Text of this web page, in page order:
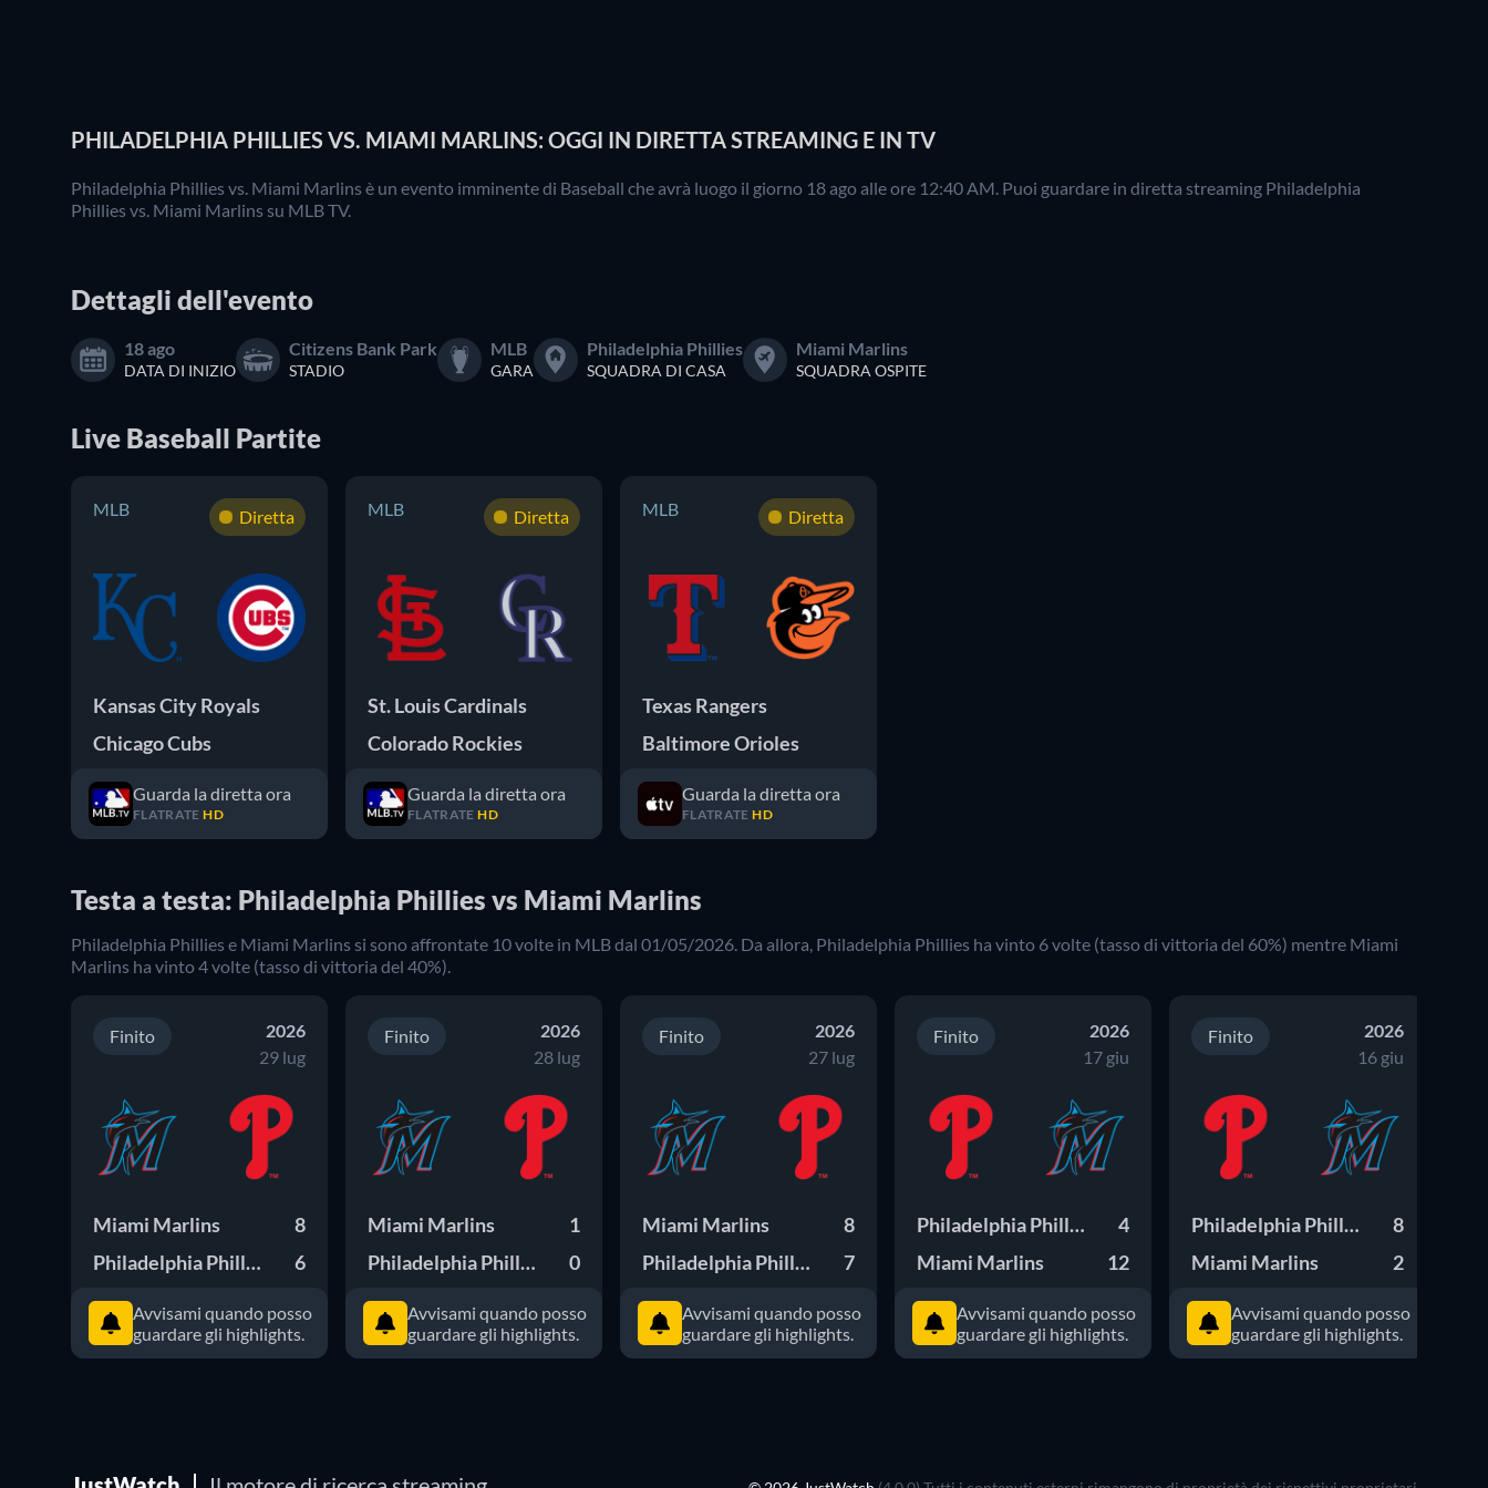
PHILADELPHIA PHILLIES VS. MIAMI MARLINS: OGGI IN DIRETTA STREAMING E IN TV
Philadelphia Phillies vs. Miami Marlins è un evento imminente di Baseball che avrà luogo il giorno 18 ago alle ore 12:40 AM. Puoi guardare in diretta streaming Philadelphia
Phillies vs. Miami Marlins su MLB TV.
Dettagli dell'evento
18 ago
DATA DI INIZIO
Citizens Bank Park
STADIO
MLB
GARA
Philadelphia Phillies
SQUADRA DI CASA
Miami Marlins
SQUADRA OSPITE
Live Baseball Partite
MLB Diretta
Kansas City Royals
Chicago Cubs
Guarda la diretta ora
FLATRATE HD
MLB Diretta
St. Louis Cardinals
Colorado Rockies
Guarda la diretta ora
FLATRATE HD
MLB Diretta
Texas Rangers
Baltimore Orioles
Guarda la diretta ora
FLATRATE HD
Testa a testa: Philadelphia Phillies vs Miami Marlins
Philadelphia Phillies e Miami Marlins si sono affrontate 10volte in MLBdal 01/05/2026 . Da allora, Philadelphia Phillies ha vinto 6volte (tasso di vittoria del 60%) mentre Miami
Marlins ha vinto4volte (tasso di vittoria del 40%).
Finito
2026
29 lug
Miami Marlins
8
Philadelphia Phillies
6
Avvisami quando posso
guardare gli highlights.
Finito
2026
28 lug
Miami Marlins
1
Philadelphia Phillies
0
Avvisami quando posso
guardare gli highlights.
Finito
2026
27 lug
Miami Marlins
8
Philadelphia Phillies
7
Avvisami quando posso
guardare gli highlights.
Finito
2026
17 giu
Philadelphia Phillies
4
Miami Marlins
12
Avvisami quando posso
guardare gli highlights.
Finito
2026
16 giu
Philadelphia Phillies
8
Miami Marlins
2
Avvisami quando posso
guardare gli highlights.